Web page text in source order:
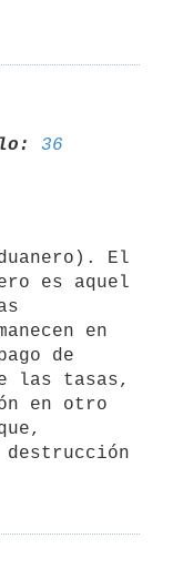
36
es aquel
en
de
las tasas,
en otro
destrucción